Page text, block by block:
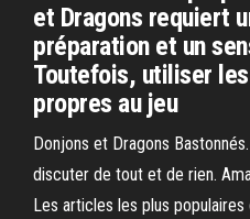
et Dragons requiert
préparation et un
Toutefois, utiliser
propres au jeu
Donjons et Dragons
discuter de tout et de rien.
Les articles les plus